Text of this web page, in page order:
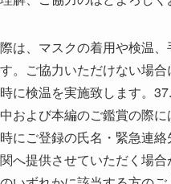
際は、マスクの着用や検温
。ご協力いただけない場
時に検温を実施致します。
および本編のご鑑賞の際
時にご登録の氏名・緊急連
へ提供させていただく場合